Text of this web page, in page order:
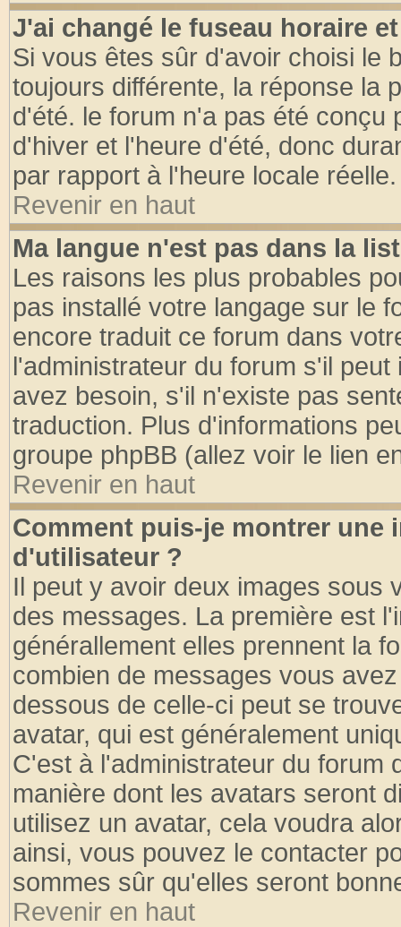
J'ai changé le fuseau horaire
Si vous êtes sûr d'avoir choisi le
toujours différente, la réponse la
d'été. le forum n'a pas été conçu
d'hiver et l'heure d'été, donc
par rapport à l'heure locale réelle.
Revenir en haut
Ma langue n'est pas dans la
Les raisons les plus probables
pas installé votre langage sur le
encore traduit ce forum dans
l'administrateur du forum s'il
avez besoin, s'il n'existe pas
traduction. Plus d'informations
groupe phpBB (allez voir le lien
Revenir en haut
Comment puis-je montrer une
d'utilisateur ?
Il peut y avoir deux images sous
des messages. La première est
générallement elles prennent la
combien de messages vous
dessous de celle-ci peut se
avatar, qui est généralement
C'est à l'administrateur du forum
manière dont les avatars seront
utilisez un avatar, cela voudra
ainsi, vous pouvez le contacter
sommes sûr qu'elles seront
Revenir en haut